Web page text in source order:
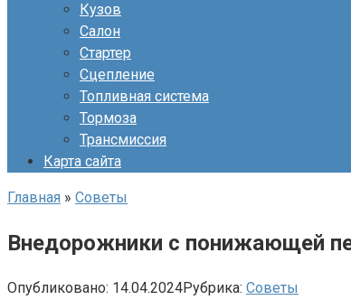
Кузов
Салон
Стартер
Сцепление
Топливная система
Тормоза
Трансмиссия
Карта сайта
Главная » Советы
Внедорожники с понижающей
Опубликовано: 14.04.2024Рубрика: Советы